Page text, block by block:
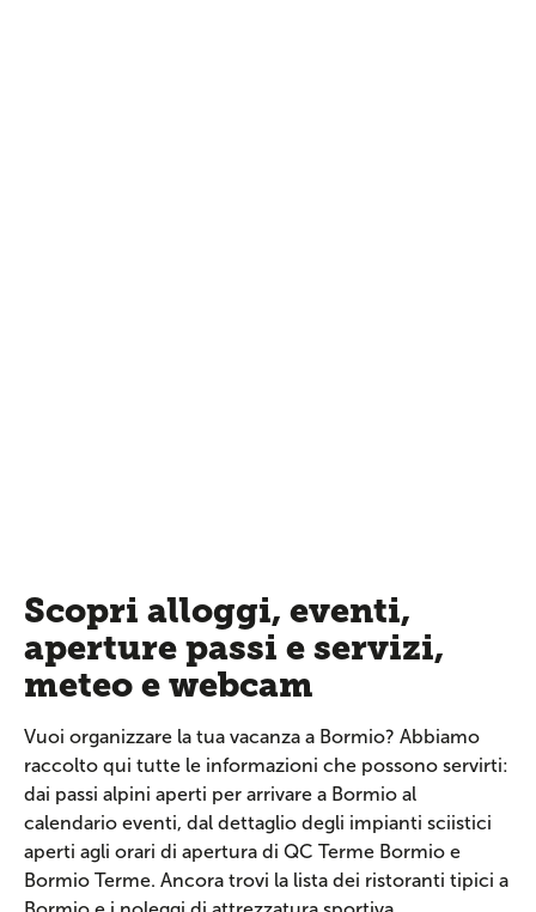
Scopri alloggi, eventi,
aperture passi e servizi,
meteo e webcam
Vuoi organizzare la tua vacanza a Bormio? Abbiamo
raccolto qui tutte le informazioni che possono servirti:
dai passi alpini aperti per arrivare a Bormio al
calendario eventi, dal dettaglio degli impianti sciistici
aperti agli orari di apertura di QC Terme Bormio e
Bormio Terme. Ancora trovi la lista dei ristoranti tipici a